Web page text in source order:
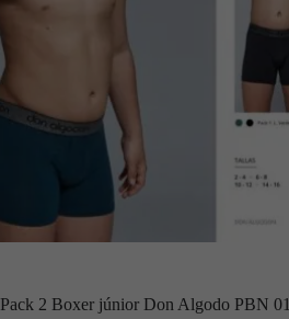
Pack 2 Boxer júnior Don Algodo PBN 01